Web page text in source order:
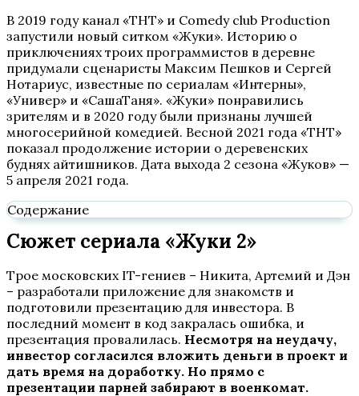
В 2019 году канал «ТНТ» и Comedy club Production
запустили новый ситком «Жуки». Историю о
приключениях троих программистов в деревне
придумали сценаристы Максим Пешков и Сергей
Нотариус, известные по сериалам «Интерны»,
«Универ» и «СашаТаня». «Жуки» понравились
зрителям и в 2020 году были признаны лучшей
многосерийной комедией. Весной 2021 года «ТНТ»
показал продолжение истории о деревенских
буднях айтишников. Дата выхода 2 сезона «Жуков» —
5 апреля 2021 года.
Содержание
Сюжет сериала «Жуки 2»
Трое московских IT-гениев – Никита, Артемий и Дэн
– разработали приложение для знакомств и
подготовили презентацию для инвестора. В
последний момент в код закралась ошибка, и
презентация провалилась. Несмотря на неудачу,
инвестор согласился вложить деньги в проект и
дать время на доработку. Но прямо с
презентации парней забирают в военкомат.